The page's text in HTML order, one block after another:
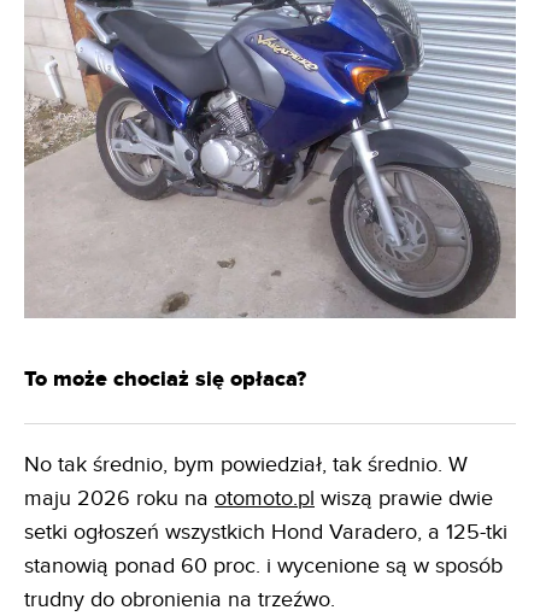
To może chociaż się opłaca?
No tak średnio, bym powiedział, tak średnio. W
maju 2026 roku na otomoto.pl wiszą prawie dwie
setki ogłoszeń wszystkich Hond Varadero, a 125-tki
stanowią ponad 60 proc. i wycenione są w sposób
trudny do obronienia na trzeźwo.